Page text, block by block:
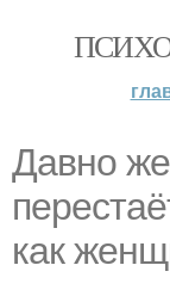
Давно
как